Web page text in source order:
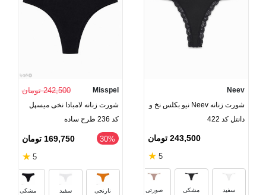
Neev
شورت زنانه Neev نیو بکلس نخ و
دانتل کد 422
243,500 تومان
5
★
سفید مشکی صورتی
Misspel 242,500 تومان
شورت زنانه لامبادا نخی میسپل
کد 236 طرح ساده
‎30% 169,750 تومان
5
★
نارنجی سفید مشکی